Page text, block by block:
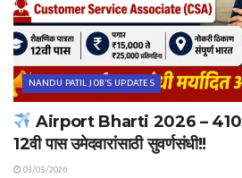
NANDU PATIL JOB'S UPDATES
Airport Bharti 2026 – 4103
12वी पास उमेदवारांसाठी सुवर्णसंधी!!
03/05/2026